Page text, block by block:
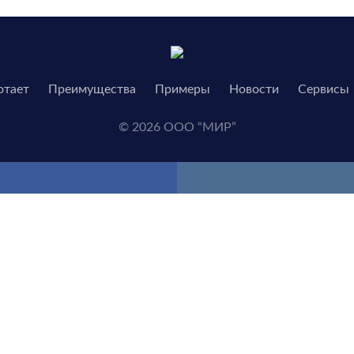
Преимущества Примеры Новости Сервисы
© 2026 ООО “МИР”